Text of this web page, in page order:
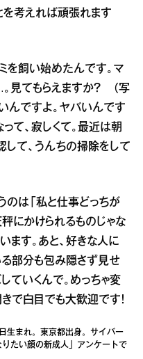
を考えれば頑張れます
を飼い始めたんです。マ
見てもらえますか？ （写
んですよ。ヤバいんです
て、寂しくて。最近は朝
て、うんちの掃除をして
は「私と仕事どっちが
秤にかけられるものじゃな
ます。あと、好きな人に
部分も包み隠さず見せ
ていくんで。めっちゃ変
で白目でも大歓迎です！
生まれ。東京都出身。サイバー
たい顔の新成人」アンケートで